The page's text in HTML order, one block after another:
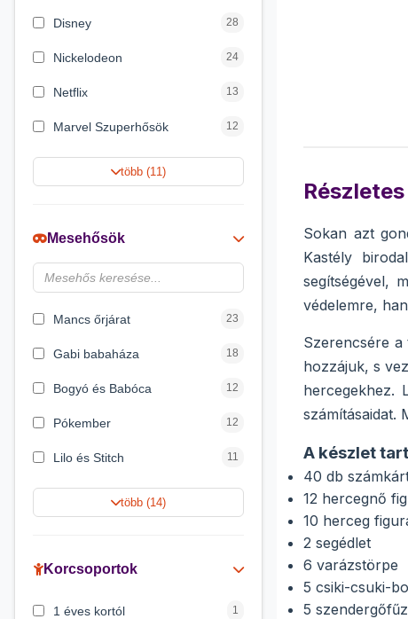
Disney 28
Nickelodeon 24
Netflix 13
Marvel Szuperhősök 12
Rubik bűvös kocka 10
Noris
Disney hercegnők 6
több (11)
Mesehősök
Mancs őrjárat 23
Gabi babaháza 18
Bogyó és Babóca 12
Pókember 12
Lilo és Stitch 11
Jégvarázs 9
Peppa malac
több (14)
Korcsoportok
1 éves kortól 1
Sokan azt
Kastély
segítségével,
védelemre,
Szerencsére a
hozzájuk, s
hercegekhez.
számításaidat.
A készlet
40 db
12 hercegnő
10 herceg
2 segédlet
6 varázstörpe
5 csiki-csuki-
5 szendergőfűz